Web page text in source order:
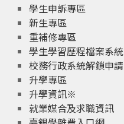
學生申訴專區
新生專區
重補修專區
學生學習歷程檔案系統
校務行政系統解鎖申請
升學專區
升學資訊※
就業媒合及求職資訊